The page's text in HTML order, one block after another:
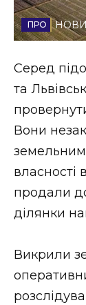
ФОТО
ВІДЕО
Серед
та
Вони
власності
продали
ділянки
Викрили